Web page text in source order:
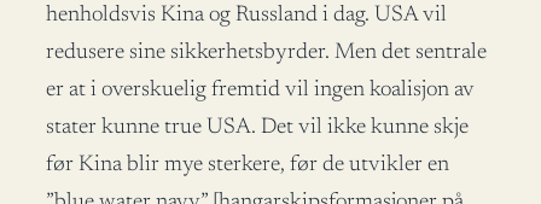
henholdsvis Kina og Russland i dag. USA vil
redusere sine sikkerhetsbyrder. Men det sentrale
er at i overskuelig fremtid vil ingen koalisjon av
stater kunne true USA. Det vil ikke kunne skje
før Kina blir mye sterkere, før de utvikler en